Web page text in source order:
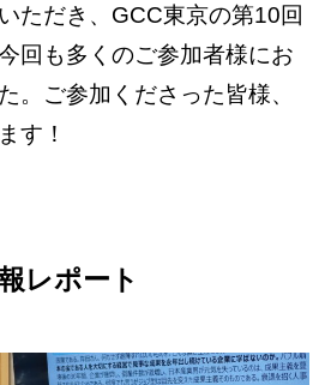
ただき、GCC東京の第10回
回も多くのご参加者様にお
。ご参加くださった皆様、
す！
レポート